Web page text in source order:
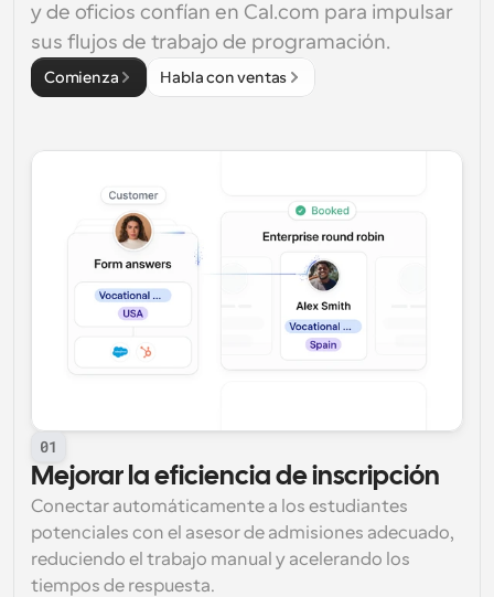
y de oficios confían en Cal.com para impulsar
sus flujos de trabajo de programación.
Comienza Habla con ventas
01
Mejorar la eficiencia de inscripción
Conectar automáticamente a los estudiantes
potenciales con el asesor de admisiones adecuado,
reduciendo el trabajo manual y acelerando los
tiempos de respuesta.